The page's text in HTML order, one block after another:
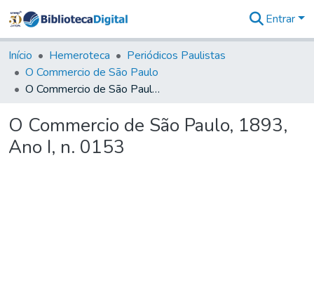
&
Coleções
Tudo na
Biblioteca
Estatísticas
Entrar
Início Hemeroteca
Periódicos Paulistas
O Commercio de São Paulo
O Commercio de São Paulo, 1893, Ano I, n. 0153
O Commercio de São Paulo, 1893,
Ano I, n. 0153